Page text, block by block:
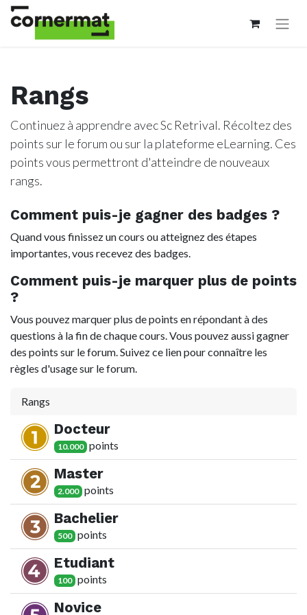
Rangs
Continuez à apprendre avec Sc Retrival. Récoltez des
points sur le forum ou sur la plateforme eLearning. Ces
points vous permettront d'atteindre de nouveaux
rangs.
Comment puis-je gagner des badges ?
Quand vous finissez un cours ou atteignez des étapes
importantes, vous recevez des badges.
Comment puis-je marquer plus de points
?
Vous pouvez marquer plus de points en répondant à des
questions à la fin de chaque cours. Vous pouvez aussi gagner
des points sur le forum. Suivez ce lien pour connaître les
règles d'usage sur le forum.
Rangs
Docteur
10.000 points
Master
2.000 points
Bachelier
500 points
Etudiant
100 points
Novice